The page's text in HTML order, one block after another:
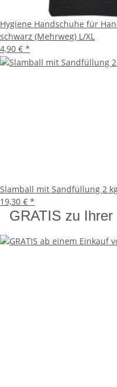
Hygiene Handschuhe für
schwarz (Mehrweg) L/XL
4,90 € *
Slamball mit Sandfüllung 2
19,30 € *
GRATIS zu Ihrer